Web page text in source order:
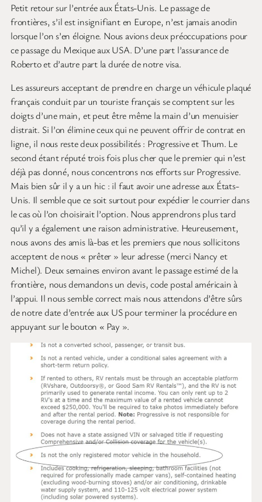
Petit retour sur l’entrée aux États-Unis. Le passage de
frontières, s’il est insignifiant en Europe, n’est jamais anodin
lorsque l’on s’en éloigne. Nous avions deux préoccupations pour
ce passage du Mexique aux USA. D’une part l’assurance de
Roberto et d’autre part la durée de notre visa.
Les assureurs acceptant de prendre en charge un véhicule plaqué
français conduit par un touriste français se comptent sur les
doigts d’une main, et peut être même la main d’un menuisier
distrait. Si l’on élimine ceux qui ne peuvent offrir de contrat en
ligne, il nous reste deux possibilités : Progressive et Thum. Le
second étant réputé trois fois plus cher que le premier qui n’est
déjà pas donné, nous concentrons nos efforts sur Progressive.
Mais bien sûr il y a un hic : il faut avoir une adresse aux États-
Unis. Il semble que ce soit surtout pour expédier le courrier dans
le cas où l’on choisirait l’option. Nous apprendrons plus tard
qu’il y a également une raison administrative. Heureusement,
nous avons des amis là-bas et les premiers que nous sollicitons
acceptent de nous « prêter » leur adresse (merci Nancy et
Michel). Deux semaines environ avant le passage estimé de la
frontière, nous demandons un devis, code postal américain à
l’appui. Il nous semble correct mais nous attendons d’être sûrs
de notre date d’entrée aux US pour terminer la procédure en
appuyant sur le bouton « Pay ».